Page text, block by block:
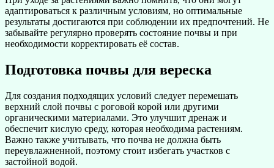
адаптироваться к различным условиям, но оптимальные
результаты достигаются при соблюдении их предпочтений. Не
забывайте регулярно проверять состояние почвы и при
необходимости корректировать её состав.
Подготовка почвы для вереска
Для создания подходящих условий следует перемешать
верхний слой почвы с роговой корой или другими
органическими материалами. Это улучшит дренаж и
обеспечит кислую среду, которая необходима растениям.
Важно также учитывать, что почва не должна быть
переувлажненной, поэтому стоит избегать участков с
застойной водой.